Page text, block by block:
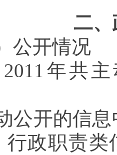
二
开情况
2011 年共
开的信息
行政职责类